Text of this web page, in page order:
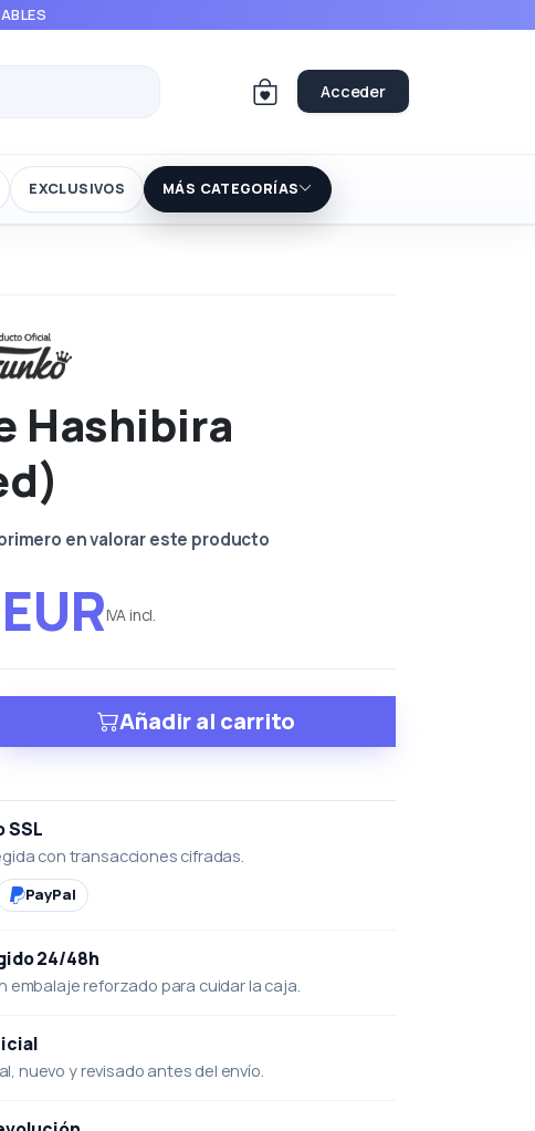
Acceder
EXCLUSIVOS MÁS CATEGORÍAS
Hashibira
en valorar este producto
IVA incl.
Añadir al carrito
SSL
con transacciones cifradas.
PayPal
24/48h
embalaje reforzado para cuidar la caja.
nuevo y revisado antes del envío.